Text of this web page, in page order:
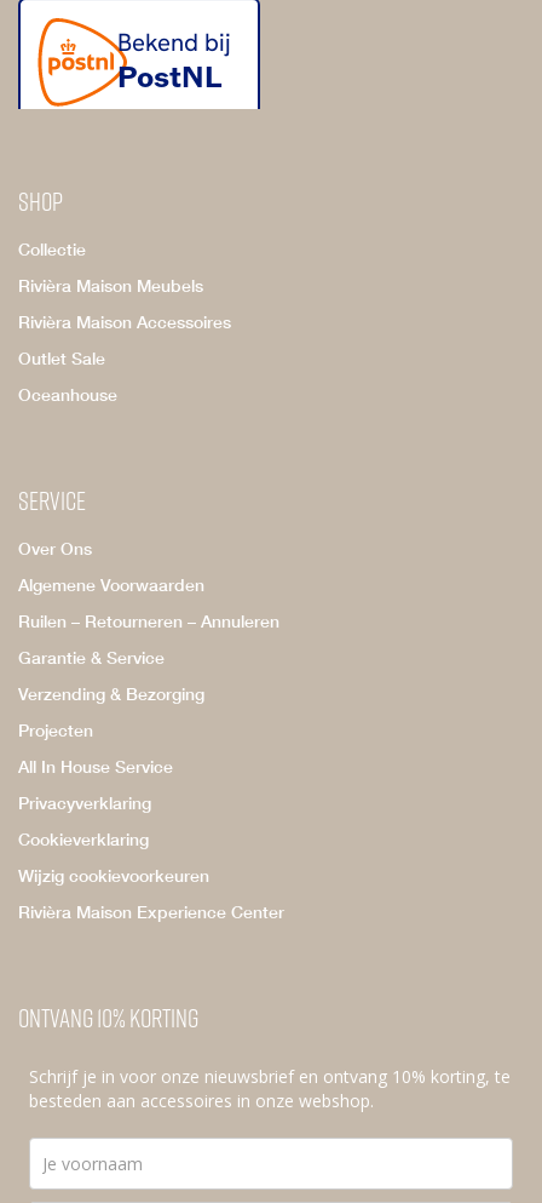
Shop
Collectie
Rivièra Maison Meubels
Rivièra Maison Accessoires
Outlet Sale
Oceanhouse
Service
Over Ons
Algemene Voorwaarden
Ruilen – Retourneren – Annuleren
Garantie & Service
Verzending & Bezorging
Projecten
All In House Service
Privacyverklaring
Cookieverklaring
Wijzig cookievoorkeuren
Rivièra Maison Experience Center
Ontvang 10% korting
Schrijf je in voor onze nieuwsbrief en ontvang 10% korting, te
besteden aan accessoires in onze webshop.